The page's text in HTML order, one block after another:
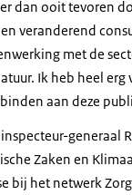
dan ooit tevoren
veranderend
met de
Ik heb heel erg
aan deze
generaal
Zaken en
bij het netwerk